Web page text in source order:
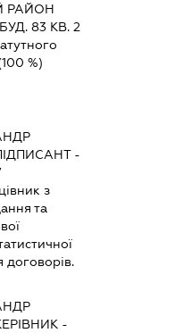
РАЙОН
83 КВ. 2
%)
-
з
та
договорів.
-